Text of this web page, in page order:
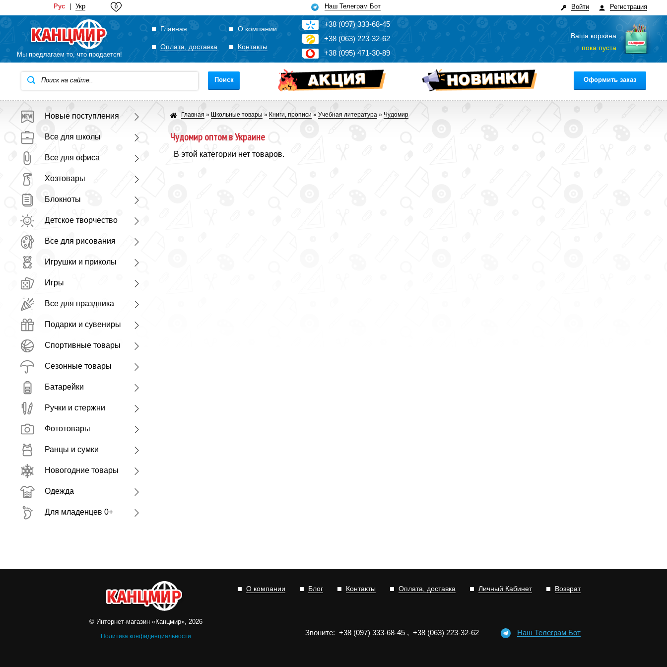
Рус Укр 0 Наш Телеграм Бот Регистрация
Войти
Мы предлагаем то, что продается!
Главная О компании
Оплата, доставка Контакты
+38 (097)333-68-45
+38 (063) 223-32-62
+38 (095) 471-30-89
Ваша корзина
пока пуста
Поиск Оформить заказ
Новые поступления
Все для школы
Все для офиса
Хозтовары
Блокноты
Детское творчество
Все для рисования
Игрушки и приколы
Игры
Все для праздника
Подарки и сувениры
Спортивные товары
Сезонные товары
Батарейки
Ручки и стержни
Фототовары
Ранцы и сумки
Новогодние товары
Одежда
Для младенцев 0+
Главная » Школьные товары » Книги, прописи » Учебная литература » Чудомир
Чудомир оптом в Украине
В этой категории нет товаров.
© Интернет-магазин «Канцмир», 2026
Политика конфиденциальности
Возврат
Личный Кабинет
Оплата, доставка
Контакты
Блог
О компании
Звоните: +38 (097) 333-68-45 , +38 (063) 223-32-62 Наш Телеграм Бот